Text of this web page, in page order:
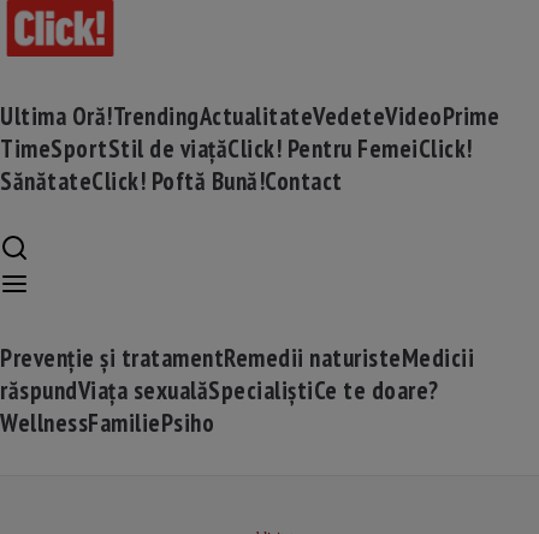
Ultima Oră!TrendingActualitateVedeteVideoPrime
TimeSportStil de viațăClick! Pentru FemeiClick!
SănătateClick! Poftă Bună!Contact
Prevenție și tratamentRemedii naturisteMedicii
răspundViața sexualăSpecialiștiCe te doare?
WellnessFamiliePsiho